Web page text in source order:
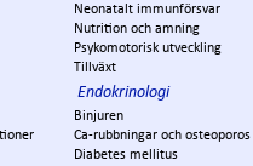
Neonatalt immunförsvar
Nutrition och amning
Psykomotorisk utveckling
Tillväxt
Endokrinologi
Binjuren
Ca-rubbningar och osteoporos
Diabetes mellitus